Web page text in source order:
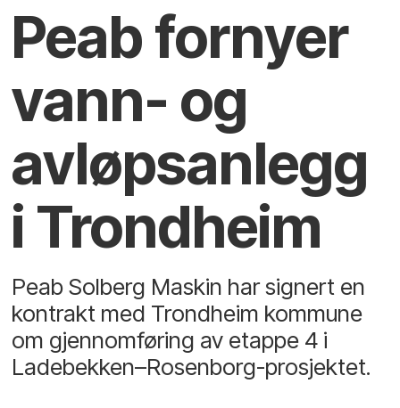
Peab fornyer
vann- og
avløpsanlegg
i Trondheim
Peab Solberg Maskin har signert en
kontrakt med Trondheim kommune
om gjennomføring av etappe 4 i
Ladebekken–Rosenborg-prosjektet.